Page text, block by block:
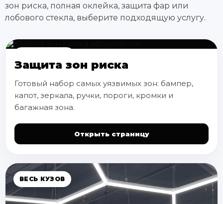
зон риска, полная оклейка, защита фар или
лобового стекла, выберите подходящую услугу.
Защита зон риска
Готовый набор самых уязвимых зон: бампер,
капот, зеркала, ручки, пороги, кромки и
багажная зона.
Открыть страницу
ВЕСЬ КУЗОВ